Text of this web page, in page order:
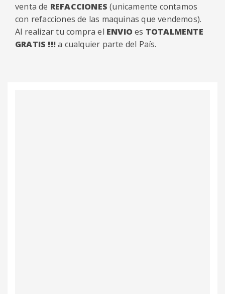
venta de REFACCIONES (unicamente contamos
con refacciones de las maquinas que vendemos).
Al realizar tu compra el ENVIO es TOTALMENTE
GRATIS !!!a cualquier parte del País.